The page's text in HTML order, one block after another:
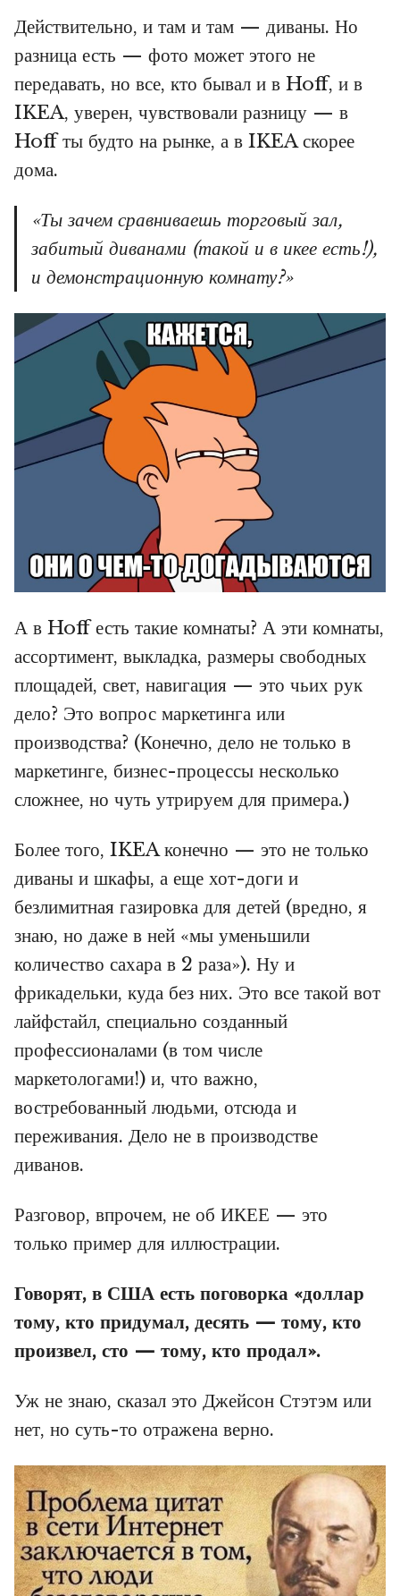
Действительно, и там и там — диваны. Но
разница есть — фото может этого не
передавать, но все, кто бывал и в Hoff, и в
IKEA, уверен, чувствовали разницу — в
Hoff ты будто на рынке, а в IKEA скорее
дома.
«Ты зачем сравниваешь торговый зал,
забитый диванами (такой и в икее есть!),
и демонстрационную комнату?»
А в Hoff есть такие комнаты? А эти комнаты,
ассортимент, выкладка, размеры свободных
площадей, свет, навигация — это чьих рук
дело? Это вопрос маркетинга или
производства? (Конечно, дело не только в
маркетинге, бизнес-процессы несколько
сложнее, но чуть утрируем для примера.)
Более того, IKEA конечно — это не только
диваны и шкафы, а еще хот-доги и
безлимитная газировка для детей (вредно, я
знаю, но даже в ней «мы уменьшили
количество сахара в 2 раза»). Ну и
фрикадельки, куда без них. Это все такой вот
лайфстайл, специально созданный
профессионалами (в том числе
маркетологами!) и, что важно,
востребованный людьми, отсюда и
переживания. Дело не в производстве
диванов.
Разговор, впрочем, не об ИКЕЕ — это
только пример для иллюстрации.
Говорят, в США есть поговорка «доллар
тому, кто придумал, десять — тому, кто
произвел, сто — тому, кто продал».
Уж не знаю, сказал это Джейсон Стэтэм или
нет, но суть-то отражена верно.